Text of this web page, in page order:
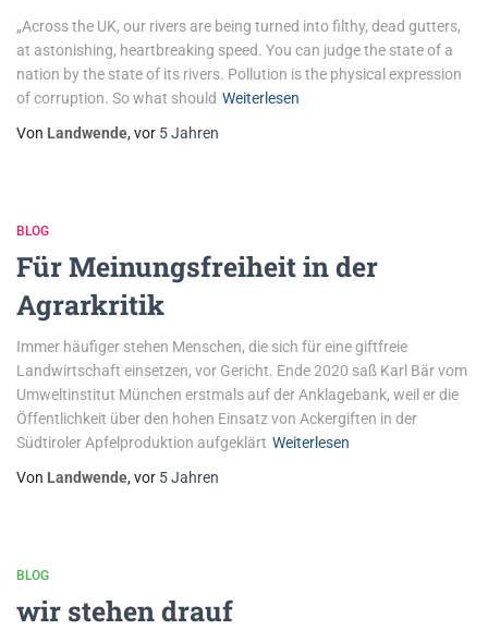
„Across the UK, our rivers are being turned into filthy, dead gutters,
at astonishing, heartbreaking speed. You can judge the state of a
nation by the state of its rivers. Pollution is the physical expression
of corruption. So what should Weiterlesen
Von Landwende, vor 5 Jahren
BLOG
Für Meinungsfreiheit in der
Agrarkritik
Immer häufiger stehen Menschen, die sich für eine giftfreie
Landwirtschaft einsetzen, vor Gericht. Ende 2020 saß Karl Bär vom
Umweltinstitut München erstmals auf der Anklagebank, weil er die
Öffentlichkeit über den hohen Einsatz von Ackergiften in der
Südtiroler Apfelproduktion aufgeklärt Weiterlesen
Von Landwende, vor 5 Jahren
BLOG
wir stehen drauf